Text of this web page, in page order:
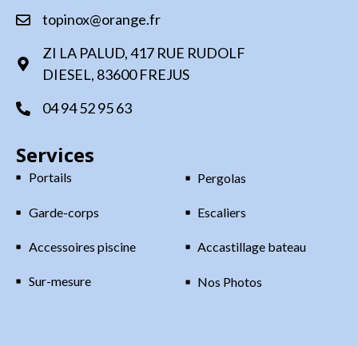
topinox@orange.fr
ZI LA PALUD, 417 RUE RUDOLF
DIESEL, 83600 FREJUS
04 94 52 95 63
Services
Portails Pergolas
Garde-corps Escaliers
Accessoires piscine Accastillage bateau
Sur-mesure Nos Photos